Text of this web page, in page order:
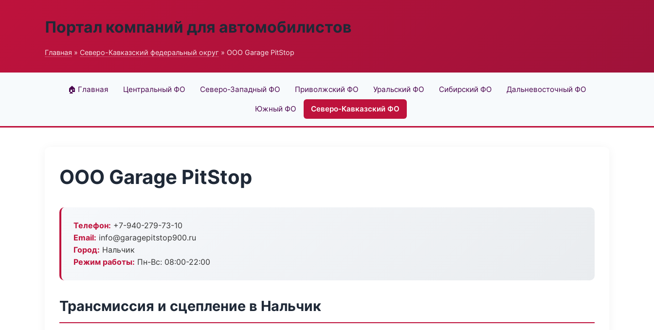
Портал компаний для автомобилистов
Главная » Северо-Кавказский федеральный округ » ООО Garage PitStop
🏠 Главная Центральный ФО Северо-Западный ФО Приволжский ФО Уральский ФО Сибирский ФО Дальневосточный ФО
Южный ФО Северо-Кавказский ФО
ООО Garage PitStop
Телефон: +7-940-279-73-10
Email: info@garagepitstop900.ru
Город: Нальчик
Режим работы: Пн-Вс: 08:00-22:00
Трансмиссия и сцепление в Нальчик